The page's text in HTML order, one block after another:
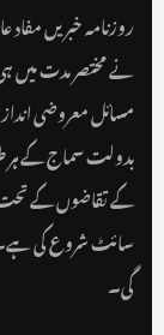
روزنامہ خبریں مفاد
نے مختصر مدت میں
مسائل معروضی
بدولت سماج کے ہر
سائٹ شروع کی ہے۔
گی۔